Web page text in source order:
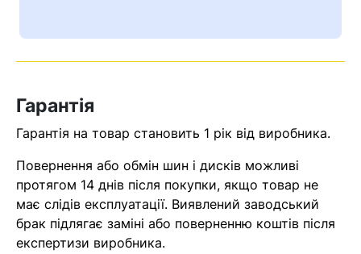
Помилка:
Оператор зв’яжеться з вами
найближчим часом
Гарантія
Гарантія на товар становить 1 рік від виробника.
Повернення або обмін шин і дисків можливі
протягом 14 днів після покупки, якщо товар не
має слідів експлуатації. Виявлений заводський
брак підлягає заміні або поверненню коштів після
експертизи виробника.